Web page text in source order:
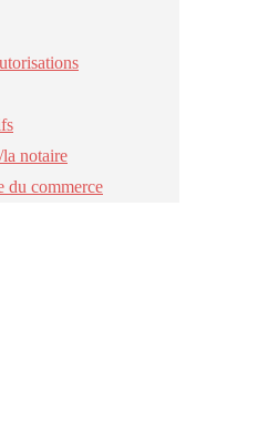
notaire
du commerce